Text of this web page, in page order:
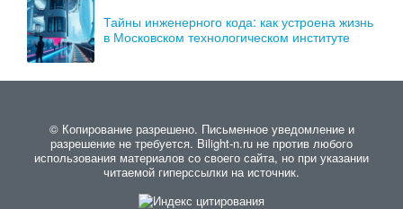
Тайны инженерного кода: как устроена жизнь
в Московском технологическом институте
© Копирование разрешено. Письменное уведомление и
разрешение не требуется. Bilight-n.ru не против любого
использования материалов со своего сайта, но при указании
читаемой гиперссылки на источник.